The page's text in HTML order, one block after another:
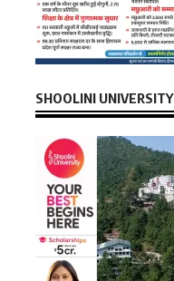
SHOOLINI UNIVERSITY